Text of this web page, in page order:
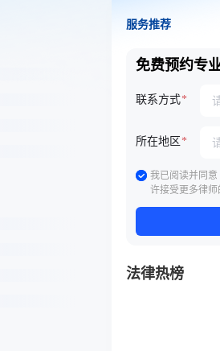
服务推荐
免费预约专
联系方式
所在地区
我已阅读并同意
许接受更多律师
法律热榜